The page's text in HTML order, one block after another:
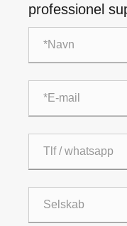
professionel